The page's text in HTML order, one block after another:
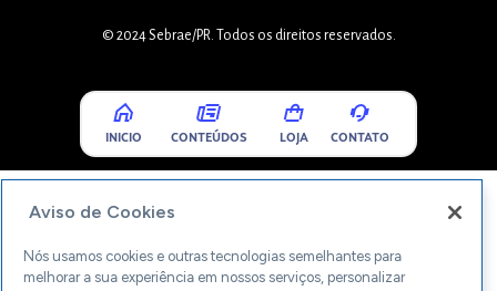
© 2024 Sebrae/PR. Todos os direitos reservados.
INICIO CONTEÚDOS LOJA CONTATO
Aviso de Cookies
Nós usamos cookies e outras tecnologias semelhantes para
melhorar a sua experiência em nossos serviços, personalizar